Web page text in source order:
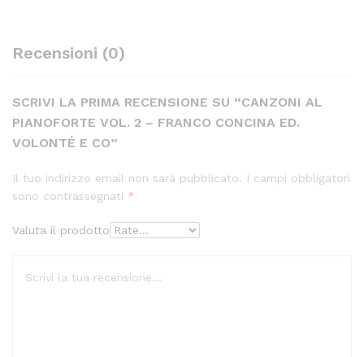
Recensioni (0)
SCRIVI LA PRIMA RECENSIONE SU “CANZONI AL
PIANOFORTE VOL. 2 – FRANCO CONCINA ED.
VOLONTÉ E CO”
Il tuo indirizzo email non sarà pubblicato. I campi obbligatori
sono contrassegnati *
Valuta il prodotto